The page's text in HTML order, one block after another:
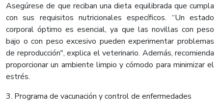
Asegúrese de que reciban una dieta equilibrada que cumpla
con sus requisitos nutricionales específicos. “Un estado
corporal óptimo es esencial, ya que las novillas con peso
bajo o con peso excesivo pueden experimentar problemas
de reproducción", explica el veterinario. Además, recomienda
proporcionar un ambiente limpio y cómodo para minimizar el
estrés.
3. Programa de vacunación y control de enfermedades